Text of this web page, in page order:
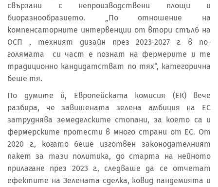
свързани с непроизводствени площи и
биоразнообразието. „По отношение на
компенсаторните интервенции от втори стълб на
ОСП , техният дизайн през 2023-2027 г. в по-
голямата си част е познат на фермерите и те
традиционно кандидатстват по тях“, категорична
беше тя.
По думите й, Европейската комисия (ЕК) вече
разбира, че завишената зелена амбиция на ЕС
затруднява земеделските стопани, за което са и
фермерските протести в много страни от ЕС. От
2020 г., когато беше изготвен законодателният
пакет за тази политика, до старта на нейното
прилагане през 2023 г., следваше да се отчетат
ефектите на Зелената сделка, ковид пандемията и